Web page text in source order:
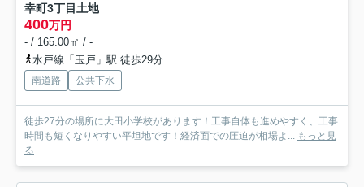
幸町3丁目土地
400万円
- / 165.00㎡ / -
水戸線「玉戸」駅 徒歩29分
南道路 公共下水
徒歩27分の場所に大田小学校があります！工事自体も進めやすく、工事
時間も短くなりやすい平坦地です！経済面での圧迫が相場よ... もっと見
る